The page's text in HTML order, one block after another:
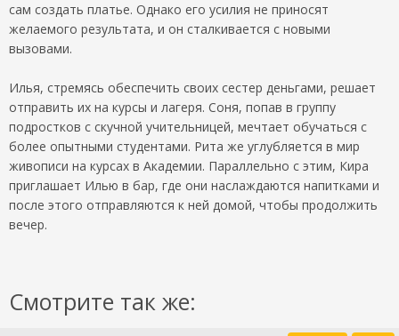
сам создать платье. Однако его усилия не приносят
желаемого результата, и он сталкивается с новыми
вызовами.
Илья, стремясь обеспечить своих сестер деньгами, решает
отправить их на курсы и лагеря. Соня, попав в группу
подростков с скучной учительницей, мечтает обучаться с
более опытными студентами. Рита же углубляется в мир
живописи на курсах в Академии. Параллельно с этим, Кира
приглашает Илью в бар, где они наслаждаются напитками и
после этого отправляются к ней домой, чтобы продолжить
вечер.
Смотрите так же: